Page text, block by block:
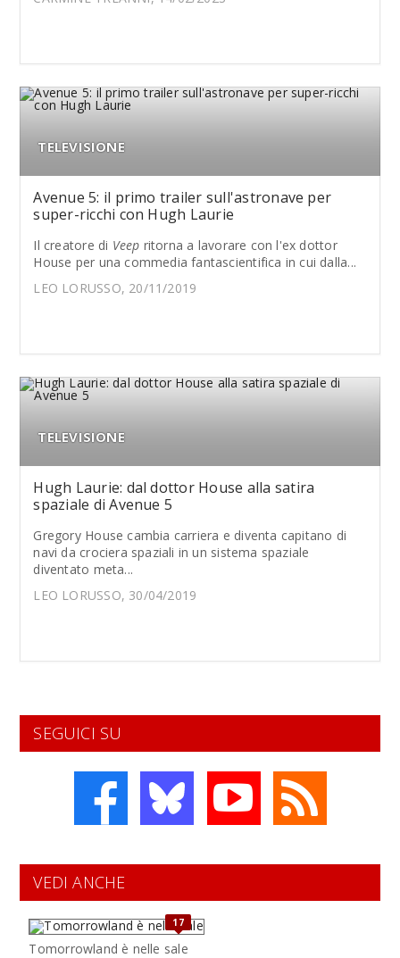
TELEVISIONE
Avenue 5: il primo trailer sull'astronave per
super-ricchi con Hugh Laurie
Il creatore di Veep ritorna a lavorare con l'ex dottor
House per una commedia fantascientifica in cui dalla...
LEO LORUSSO, 20/11/2019
TELEVISIONE
Hugh Laurie: dal dottor House alla satira
spaziale di Avenue 5
Gregory House cambia carriera e diventa capitano di
navi da crociera spaziali in un sistema spaziale
diventato meta...
LEO LORUSSO, 30/04/2019
SEGUICI SU
VEDI ANCHE
17
Tomorrowland è nelle sale